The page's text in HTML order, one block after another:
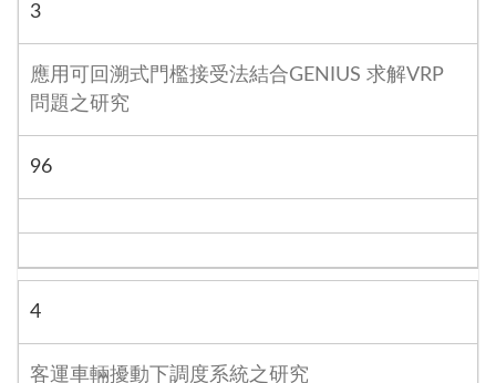
3
應用可回溯式門檻接受法結合GENIUS 求解VRP
問題之研究
96
4
客運車輛擾動下調度系統之研究